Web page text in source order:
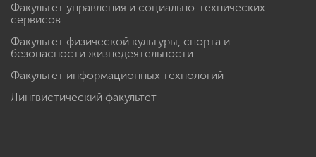
Факультет управления и социально-технических
сервисов
Факультет физической культуры, спорта и
безопасности жизнедеятельности
Факультет информационных технологий
Лингвистический факультет